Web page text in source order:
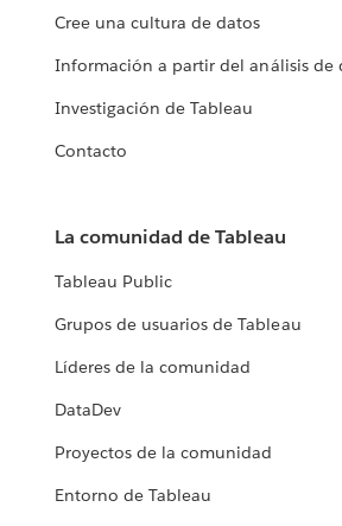
Cree una cultura de datos
Información a partir del análisis de
Investigación de Tableau
Contacto
La comunidad de Tableau
Tableau Public
Grupos de usuarios de Tableau
Líderes de la comunidad
DataDev
Proyectos de la comunidad
Entorno de Tableau